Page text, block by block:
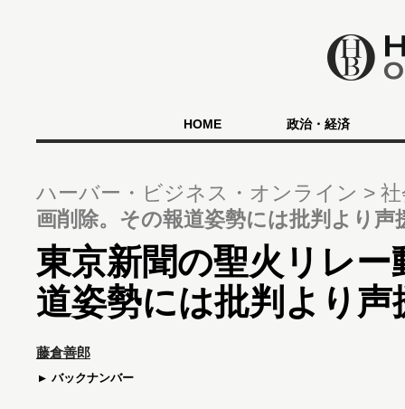
HOME 政治・経済
ハーバー・ビジネス・オンライン
画削除。その報道姿勢には批判より声
東京新聞の聖火リレ
道姿勢には批判より声
藤倉善郎
バックナンバー